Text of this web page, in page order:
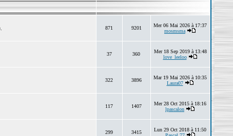
871 9201
Mer 06 Mai 2026 à 17:37
mosmsma
37 360
Mer 18 Sep 2019 à 13:48
love_leeloo
322 3896
Mar 19 Mai 2026 à 10:35
Laura07
117 1407
Mer 28 Oct 2015 à 18:16
lpascalon
299 3415
Lun 29 Oct 2018 à 11:50